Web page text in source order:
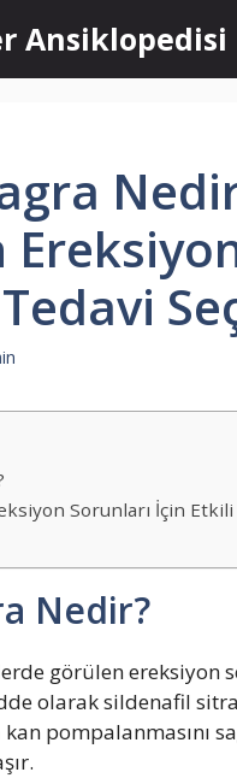
Ansiklopedisi
Sorunları İçin
Nedir?
görülen ereksiyon
olarak sildenafil
pompalanmasını